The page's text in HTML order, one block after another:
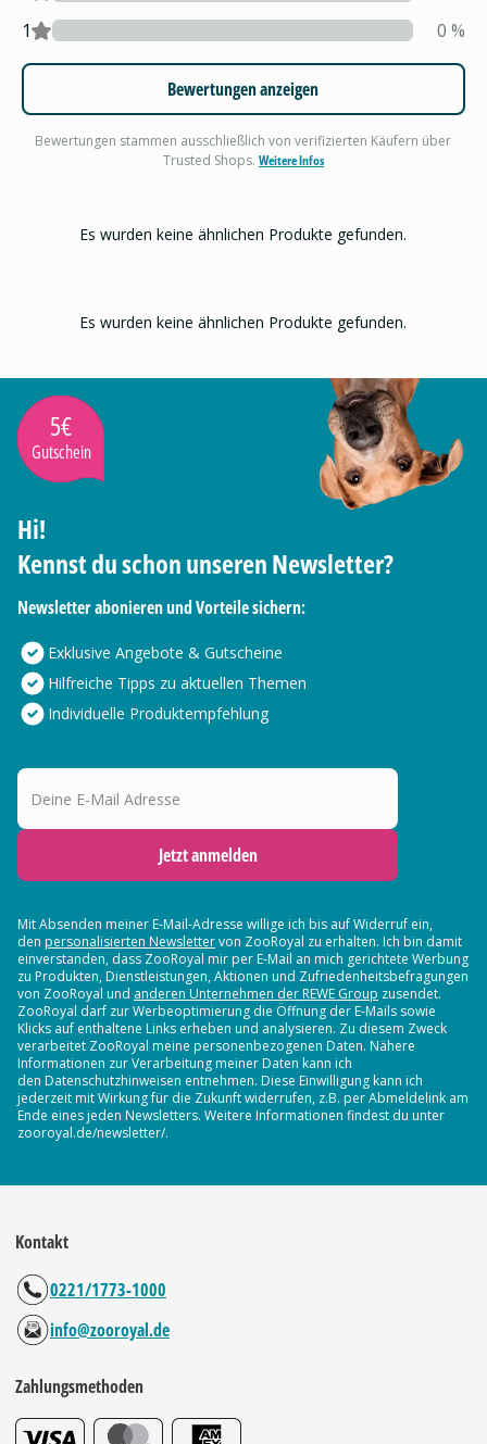
1
0 %
Bewertungen anzeigen
Bewertungen stammen ausschließlich von verifizierten Käufern über
Trusted Shops. Weitere Infos
Es wurden keine ähnlichen Produkte gefunden.
Es wurden keine ähnlichen Produkte gefunden.
5€
Gutschein
Hi!
Kennst du schon unseren Newsletter?
Newsletter abonieren und Vorteile sichern:
Exklusive Angebote & Gutscheine
Hilfreiche Tipps zu aktuellen Themen
Individuelle Produktempfehlung
Deine E-Mail Adresse
Jetzt anmelden
Mit Absenden meiner E-Mail-Adresse willige ich bis auf Widerruf ein,
den personalisierten Newslettervon ZooRoyal zu erhalten. Ich bin damit
einverstanden, dass ZooRoyal mir per E-Mail an mich gerichtete Werbung
zu Produkten, Dienstleistungen, Aktionen und Zufriedenheitsbefragungen
von ZooRoyal und anderen Unternehmen der REWE Group zusendet.
ZooRoyal darf zur Werbeoptimierung die Öffnung der E-Mails sowie
Klicks auf enthaltene Links erheben und analysieren. Zu diesem Zweck
verarbeitet ZooRoyal meine personenbezogenen Daten. Nähere
Informationen zur Verarbeitung meiner Daten kann ich
den Datenschutzhinweisen entnehmen. Diese Einwilligung kann ich
jederzeit mit Wirkung für die Zukunft widerrufen, z.B. per Abmeldelink am
Ende eines jeden Newsletters. Weitere Informationen findest du unter
zooroyal.de/newsletter/.
Kontakt
0221/1773-1000
info@zooroyal.de
Zahlungsmethoden